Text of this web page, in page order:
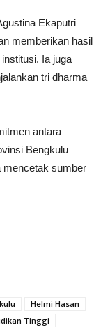
Ekaputri
memberikan hasil
Ia juga
tri dharma
antara
Bengkulu
mencetak sumber
Helmi Hasan
Tinggi